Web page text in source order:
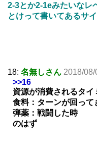
2-3とか2-1eみたいなレ
とけって書いてあるサ
18: 名無しさん 2018/
>>16
資源が消費されるタイ
食料：ターンが回って
弾薬：戦闘した時
のはず